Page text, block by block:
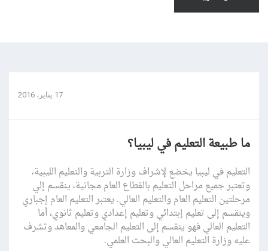
17 يناير، 2016
ما طبيعة التعليم في ليبيا؟
التعليم في ليبيا يخضع لإشراف وزارة التربية والتعليم الليبية،
وتعتبر جميع مراحل التعليم بالقطاع العام مجانية، ينقسم إلي
مرحلتين التعليم العام والتعليم العالي. يعتبر التعليم العام إجباري
وينقسم إلى تعليم إبتدائي وتعليم إعدادي وتعليم ثانوي، أما
التعليم العالي فهو ينقسم إلى التعليم الجامعي والمعاهد وتشرف
عليه وزارة التعليم العالي والبحث العلمي.